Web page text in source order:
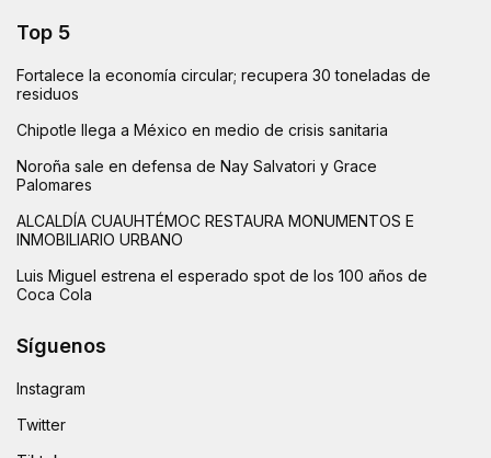
Top 5
Fortalece la economía circular; recupera 30 toneladas de
residuos
Chipotle llega a México en medio de crisis sanitaria
Noroña sale en defensa de Nay Salvatori y Grace
Palomares
ALCALDÍA CUAUHTÉMOC RESTAURA MONUMENTOS E
INMOBILIARIO URBANO
Luis Miguel estrena el esperado spot de los 100 años de
Coca Cola
Síguenos
Instagram
Twitter